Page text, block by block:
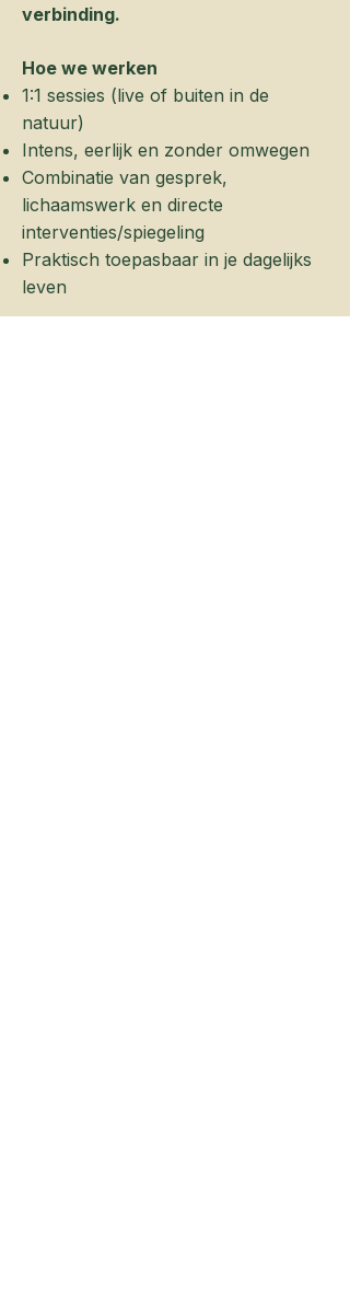
verbinding.
Hoe we werken
1:1 sessies (live of buiten in de
natuur)
Intens, eerlijk en zonder omwegen
Combinatie van gesprek,
lichaamswerk en directe
interventies/spiegeling
Praktisch toepasbaar in je dagelijks
leven